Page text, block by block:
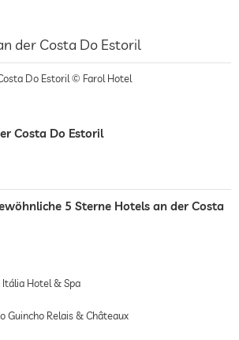
der Costa Do Estoril
Do Estoril © Farol Hotel
Costa Do Estoril
5 Sterne Hotels an der Costa
Itália Hotel & Spa
Guincho Relais & Châteaux